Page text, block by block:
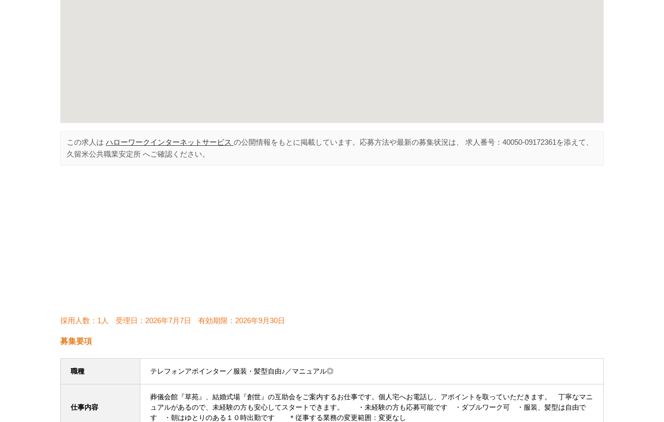
この求人は ハローワークインターネットサービス の公開情報をもとに掲載しています。応募方法や最新の募集状況は、 求人番号： 40050-09172361 を添えて、
久留米公共職業安定所 へご確認ください。
採用人数：1人 受理日： 2026年7月7日 有効期限： 2026年9月30日
募集要項
職種 テレフォンアポインター／服装・髪型自由♪／マニュアル◎
仕事内容
葬儀会館『草苑』、結婚式場『創世』の互助会をご案内するお仕事です。個人宅へお電話し、アポイントを取っていただきます。 丁寧なマニ
ュアルがあるので、未経験の方も安心してスタートできます。 ・未経験の方も応募可能です ・ダブルワーク可 ・服装、髪型は自由で
す ・朝はゆとりのある１０時出勤です ＊従事する業務の変更範囲：変更なし